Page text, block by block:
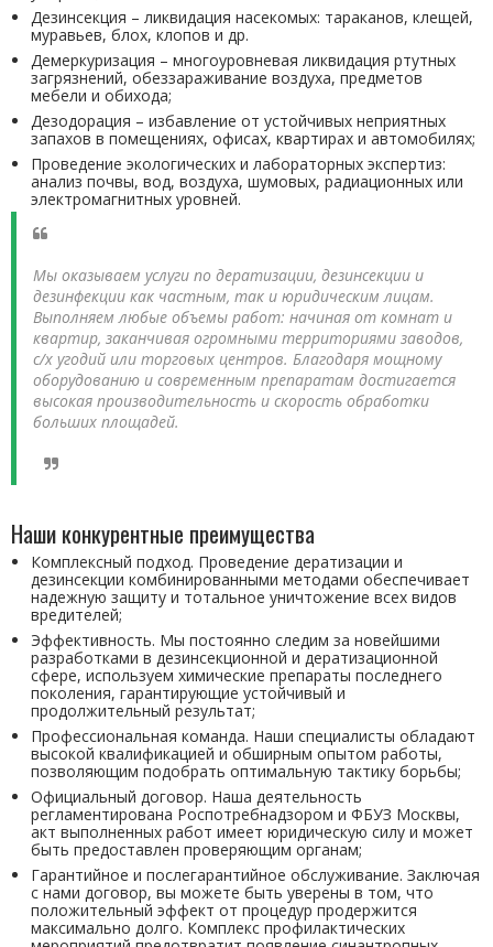
Дезинсекция – ликвидация насекомых: тараканов, клещей,
муравьев, блох, клопов и др.
Демеркуризация – многоуровневая ликвидация ртутных
загрязнений, обеззараживание воздуха, предметов
мебели и обихода;
Дезодорация – избавление от устойчивых неприятных
запахов в помещениях, офисах, квартирах и автомобилях;
Проведение экологических и лабораторных экспертиз:
анализ почвы, вод, воздуха, шумовых, радиационных или
электромагнитных уровней.
Мы оказываем услуги по дератизации, дезинсекции и
дезинфекции как частным, так и юридическим лицам.
Выполняем любые объемы работ: начиная от комнат и
квартир, заканчивая огромными территориями заводов,
с/х угодий или торговых центров. Благодаря мощному
оборудованию и современным препаратам достигается
высокая производительность и скорость обработки
больших площадей.
Наши конкурентные преимущества
Комплексный подход. Проведение дератизации и
дезинсекции комбинированными методами обеспечивает
надежную защиту и тотальное уничтожение всех видов
вредителей;
Эффективность. Мы постоянно следим за новейшими
разработками в дезинсекционной и дератизационной
сфере, используем химические препараты последнего
поколения, гарантирующие устойчивый и
продолжительный результат;
Профессиональная команда. Наши специалисты обладают
высокой квалификацией и обширным опытом работы,
позволяющим подобрать оптимальную тактику борьбы;
Официальный договор. Наша деятельность
регламентирована Роспотребнадзором и ФБУЗ Москвы,
акт выполненных работ имеет юридическую силу и может
быть предоставлен проверяющим органам;
Гарантийное и послегарантийное обслуживание. Заключая
с нами договор, вы можете быть уверены в том, что
положительный эффект от процедур продержится
максимально долго. Комплекс профилактических